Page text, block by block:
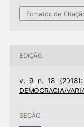
Fomatos de
EDIÇÃO
v. 9 n. 18 (2018):
DEMOCRACIA/
SEÇÃO